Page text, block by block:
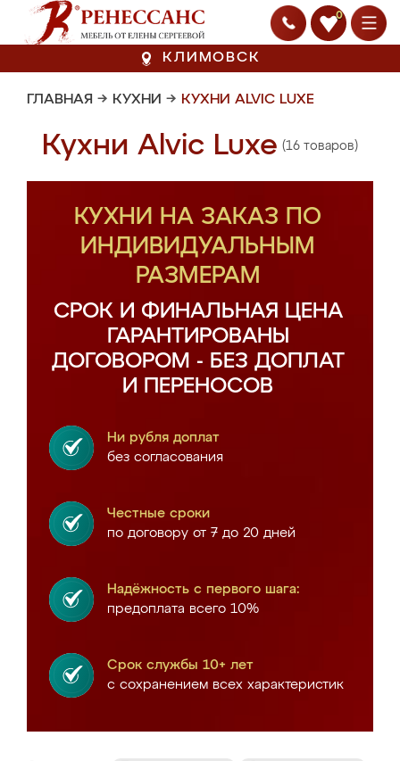
0
КЛИМОВСК
ГЛАВНАЯ → КУХНИ → КУХНИ ALVIC LUXE
Кухни Alvic Luxe (16 товаров)
КУХНИ НА ЗАКАЗ ПО
ИНДИВИДУАЛЬНЫМ
РАЗМЕРАМ
СРОК И ФИНАЛЬНАЯ ЦЕНА
ГАРАНТИРОВАНЫ
ДОГОВОРОМ - БЕЗ ДОПЛАТ
И ПЕРЕНОСОВ
Ни рубля доплат
без согласования
Честные сроки
по договору от 7 до 20 дней
Надёжность с первого шага:
предоплата всего 10%
Срок службы 10+ лет
с сохранением всех характеристик